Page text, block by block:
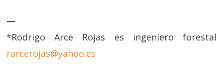
—
*Rodrigo Arce Rojas es ingeniero forestal
rarcerojas@yahoo.es